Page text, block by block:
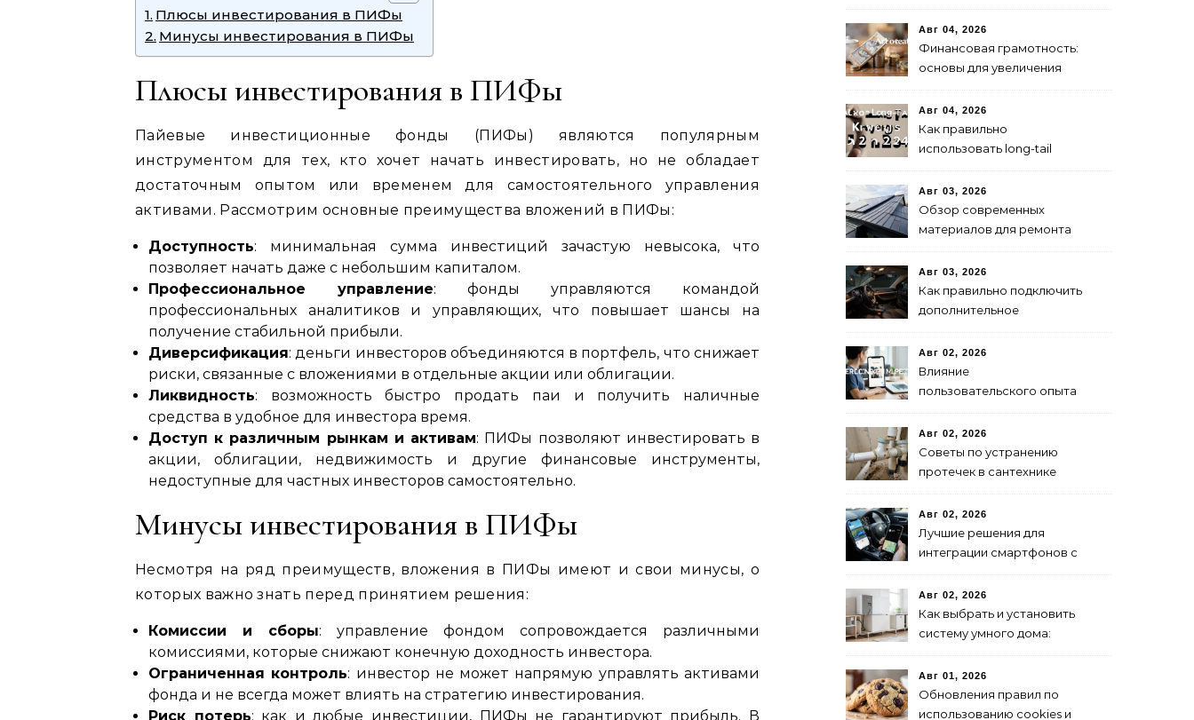
Плюсы инвестирования в ПИФы
Минусы инвестирования в ПИФы
Плюсы инвестирования в ПИФы
Пайевые инвестиционные фонды (ПИФы) являются популярным
инструментом для тех, кто хочет начать инвестировать, но не обладает
достаточным опытом или временем для самостоятельного управления
активами. Рассмотрим основные преимущества вложений в ПИФы:
Доступность: минимальная сумма инвестиций зачастую невысока, что
позволяет начать даже с небольшим капиталом.
Профессиональное управление: фонды управляются командой
профессиональных аналитиков и управляющих, что повышает шансы на
получение стабильной прибыли.
Диверсификация: деньги инвесторов объединяются в портфель, что снижает
риски, связанные с вложениями в отдельные акции или облигации.
Ликвидность: возможность быстро продать паи и получить наличные
средства в удобное для инвестора время.
Доступ к различным рынкам и активам: ПИФы позволяют инвестировать в
акции, облигации, недвижимость и другие финансовые инструменты,
недоступные для частных инвесторов самостоятельно.
Минусы инвестирования в ПИФы
Несмотря на ряд преимуществ, вложения в ПИФы имеют и свои минусы, о
которых важно знать перед принятием решения:
Комиссии и сборы: управление фондом сопровождается различными
комиссиями, которые снижают конечную доходность инвестора.
Ограниченная контроль: инвестор не может напрямую управлять активами
фонда и не всегда может влиять на стратегию инвестирования.
Риск потерь: как и любые инвестиции, ПИФы не гарантируют прибыль. В
Авг 04, 2026
Финансовая грамотность:
основы для увеличения
Авг 04, 2026
Как правильно
использовать long-tail
году для продвижения
сайта
Авг 03, 2026
Обзор современных
материалов для ремонта
Авг 03, 2026
Как правильно подключить
дополнительное
пошаговая инструкция
Авг 02, 2026
Влияние
пользовательского опыта
исследования
Авг 02, 2026
Советы по устранению
протечек в сантехнике
Авг 02, 2026
Лучшие решения для
интеграции смартфонов с
Авг 02, 2026
Как выбрать и установить
систему умного дома:
Авг 01, 2026
Обновления правил по
использованию cookies и